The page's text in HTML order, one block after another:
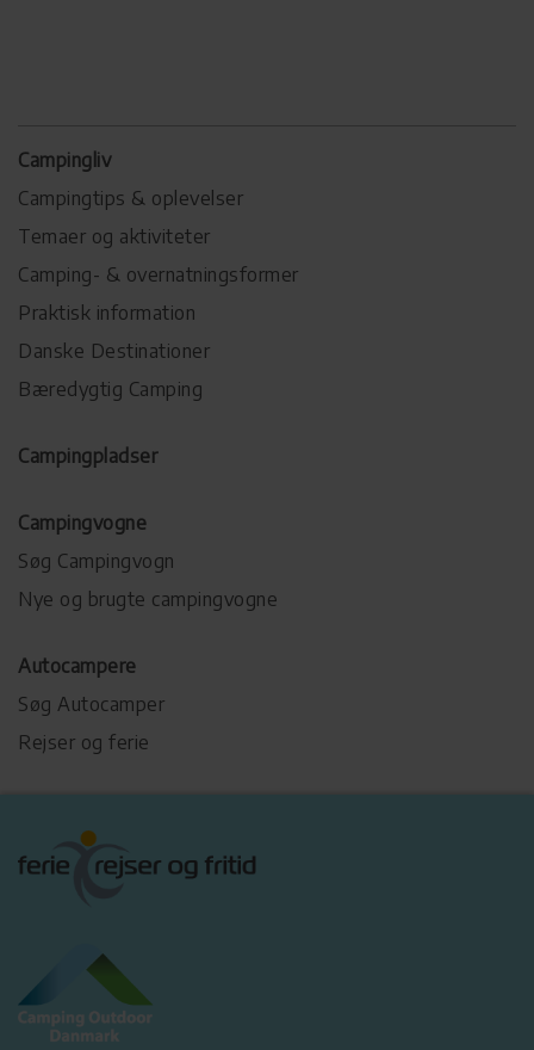
Campingliv
Campingtips & oplevelser
Temaer og aktiviteter
Camping- & overnatningsformer
Praktisk information
Danske Destinationer
Bæredygtig Camping
Campingpladser
Campingvogne
Søg Campingvogn
Nye og brugte campingvogne
Autocampere
Søg Autocamper
Rejser og ferie